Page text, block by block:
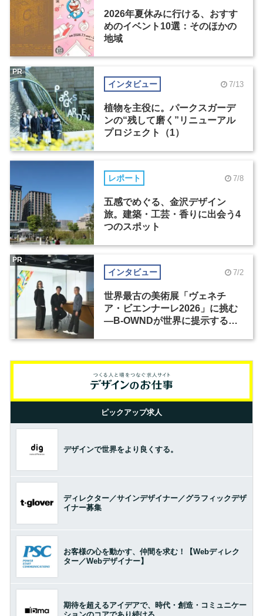
2026年夏休みに行ける、おすす
めのイベント10選：そのほかの
地域
インタビュー 7/13
植物を主役に。パークスガーデ
ンの“残して磨く”リニューアル
プロジェクト（1）
PR
レポート 7/8
五感でめぐる、金沢デザイン
旅。建築・工芸・香りに出会う4
つのスポット
インタビュー 7/2
世界最古の美術展「ヴェネチ
ア・ビエンナーレ2026」に挑む
―B-OWNDが世界に提示する美
PR
ピックアップ求人
デザインで世界をより良くする。
ディレクター／サインデザイナー／グラフィックデザ
イナー募集
お客様の心を動かす、仲間を求む！【Webディレク
ター／Webデザイナー】
期待を超えるアイデアで、時代・創造・コミュニケー